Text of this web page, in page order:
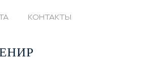
КОНТАКТЫ